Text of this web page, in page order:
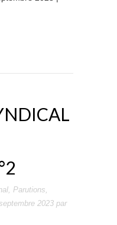
, Parutions,
2023 par